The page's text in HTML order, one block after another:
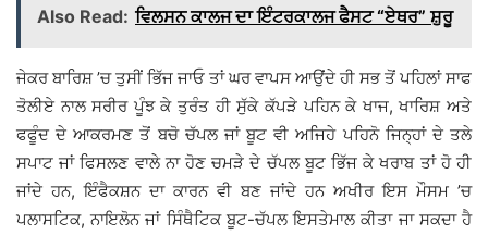
Also Read: ਵਿਲਸਨ ਕਾਲਜ ਦਾ ਇੰਟਰਕਾਲਜ ਫੈਸਟ “ਏਥਰ” ਸ਼ੁਰੂ
ਜੇਕਰ ਬਾਰਿਸ਼ ’ਚ ਤੁਸੀਂ ਭਿੱਜ ਜਾਓ ਤਾਂ ਘਰ ਵਾਪਸ ਆਉਂਦੇ ਹੀ ਸਭ ਤੋਂ ਪਹਿਲਾਂ ਸਾਫ
ਤੋਲੀਏ ਨਾਲ ਸਰੀਰ ਪੂੰਝ ਕੇ ਤੁਰੰਤ ਹੀ ਸੁੱਕੇ ਕੱਪੜੇ ਪਹਿਨ ਕੇ ਖਾਜ, ਖਾਰਿਸ਼ ਅਤੇ
ਫਫੂੰਦ ਦੇ ਆਕਰਮਣ ਤੋਂ ਬਚੋ ਚੱਪਲ ਜਾਂ ਬੂਟ ਵੀ ਅਜਿਹੇ ਪਹਿਨੋ ਜਿਨ੍ਹਾਂ ਦੇ ਤਲੇ
ਸਪਾਟ ਜਾਂ ਫਿਸਲਣ ਵਾਲੇ ਨਾ ਹੋਣ ਚਮੜੇ ਦੇ ਚੱਪਲ ਬੂਟ ਭਿੱਜ ਕੇ ਖਰਾਬ ਤਾਂ ਹੋ ਹੀ
ਜਾਂਦੇ ਹਨ, ਇੰਫੈਕਸ਼ਨ ਦਾ ਕਾਰਨ ਵੀ ਬਣ ਜਾਂਦੇ ਹਨ ਅਖੀਰ ਇਸ ਮੌਸਮ ’ਚ
ਪਲਾਸਟਿਕ, ਨਾਇਲੋਨ ਜਾਂ ਸਿੰਥੈਟਿਕ ਬੂਟ-ਚੱਪਲ ਇਸਤੇਮਾਲ ਕੀਤਾ ਜਾ ਸਕਦਾ ਹੈ